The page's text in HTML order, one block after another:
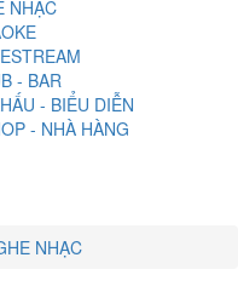
NHẠC
- BAR
- BIỂU DIỄN
- NHÀ HÀNG
NHẠC